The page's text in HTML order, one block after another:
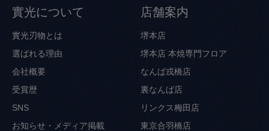
實光について
實光刃物とは
選ばれる理由
会社概要
受賞歴
SNS
お知らせ・メディア掲載
店舗案内
堺本店
堺本店 本焼専門フロア
なんば戎橋店
裏なんば店
リンクス梅田店
東京合羽橋店